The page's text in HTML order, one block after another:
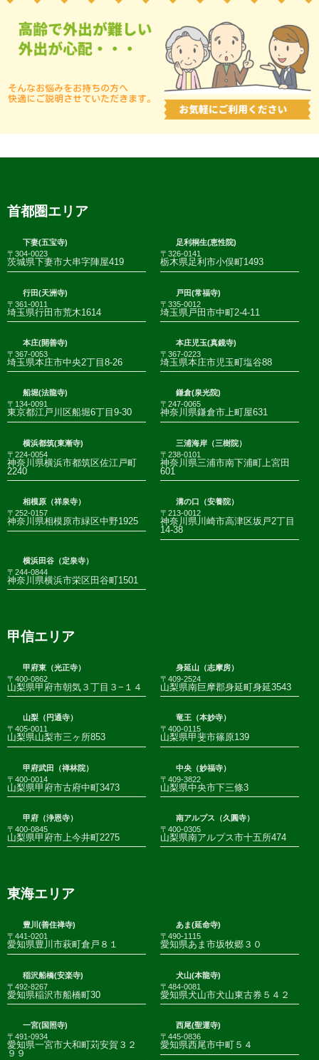
首都圏エリア
下妻(五宝寺)
〒304-0023
茨城県下妻市大串字陣屋419
足利桐生(恵性院)
〒326-0141
栃木県足利市小俣町1493
行田(天洲寺)
〒361-0011
埼玉県行田市荒木1614
戸田(常福寺)
〒335-0012
埼玉県戸田市中町2-4-11
本庄(開善寺)
〒367-0053
埼玉県本庄市中央2丁目8-26
本庄児玉(真鏡寺)
〒367-0223
埼玉県本庄市児玉町塩谷88
船堀(法龍寺)
〒134-0091
東京都江戸川区船堀6丁目9-30
鎌倉(泉光院)
〒247-0065
神奈川県鎌倉市上町屋631
横浜都筑(東漸寺)
〒224-0054
神奈川県横浜市都筑区佐江戸町
2240
三浦海岸（三樹院）
〒238-0101
神奈川県三浦市南下浦町上宮田
601
相模原（祥泉寺）
〒252-0157
神奈川県相模原市緑区中野1925
溝の口（安養院）
〒213-0012
神奈川県川崎市高津区坂戸2丁目
14-38
横浜田谷（定泉寺）
〒244-0844
神奈川県横浜市栄区田谷町1501
甲信エリア
甲府東（光正寺）
〒400-0862
山梨県甲府市朝気３丁目３−１４
身延山（志摩房）
〒409-2524
山梨県南巨摩郡身延町身延3543
山梨（円通寺）
〒405-0011
山梨県山梨市三ヶ所853
竜王（本妙寺）
〒400-0115
山梨県甲斐市篠原139
甲府武田（禅林院）
〒400-0014
山梨県甲府市古府中町3473
中央（妙福寺）
〒409-3822
山梨県中央市下三條3
甲府（浄恩寺）
〒400-0845
山梨県甲府市上今井町2275
南アルプス（久圓寺）
〒400-0305
山梨県南アルプス市十五所474
東海エリア
豊川(善住禅寺)
〒441-0201
愛知県豊川市萩町倉戸８１
あま(延命寺)
〒490-1115
愛知県あま市坂牧郷３０
稲沢船橋(安楽寺)
〒492-8267
愛知県稲沢市船橋町30
犬山(本龍寺)
〒484-0081
愛知県犬山市犬山東古券５４２
一宮(国照寺)
〒491-0934
愛知県一宮市大和町苅安賀３２
９９
西尾(聖運寺)
〒445-0836
愛知県西尾市中町５４